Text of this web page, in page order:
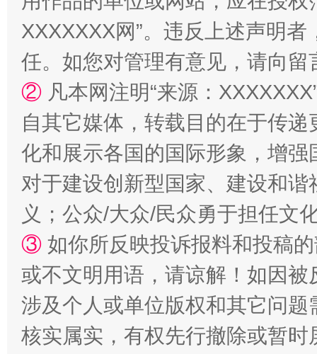
招工难、用工荒背后
网上购药对药下症？
XXXXXXX网”。违反上述声明
任。如您对管理有意见，请向
② 凡本网注明“来源：
自其它媒体，转载目的在于传
化和展示各国的国际形象，增
对于建设创新型国家、建设和
义；公众/大众/民众勇于担任文
③ 如你所反映投诉报料和投稿
或不文明用语，请谅解！如因
涉及个人或单位版权和其它问题
核实属实，有权先行撤除或暂